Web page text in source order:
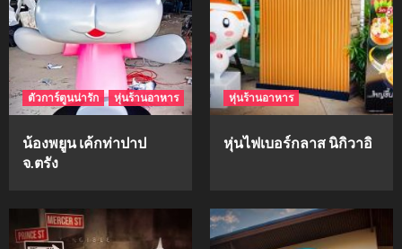
1
mockups
hi-q
2
mockups
ก้อนเนื้อทรงลูกบาสก์
mockups
soul young
ตัวการ์ตูนน่ารัก หุ่นร้านอาหาร
น้องพยูน เค้กท่าปาป
จ.ตรัง
หุ่นร้านอาหาร
หุ่นไฟเบอร์กลาส นิกิวาอิ